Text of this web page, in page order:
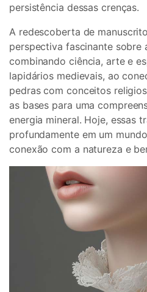
persistência dessas crenças.
A redescoberta de
perspectiva fascinante sobre
combinando ciência, arte e
lapidários medievais, ao
pedras com conceitos
as bases para uma
energia mineral. Hoje, essas
profundamente em um
conexão com a natureza e